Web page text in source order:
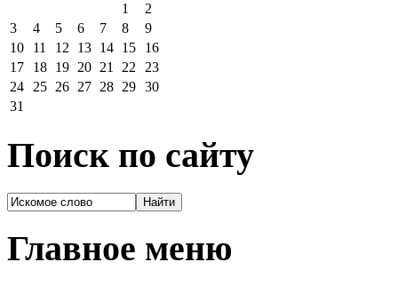
1
2
3
4 5 6 7 8
9
10
11 12 13 14 15
16
17
18 19 20 21 22
23
24
25 26 27 28 29 30
31
Поиск по сайту
Главное меню